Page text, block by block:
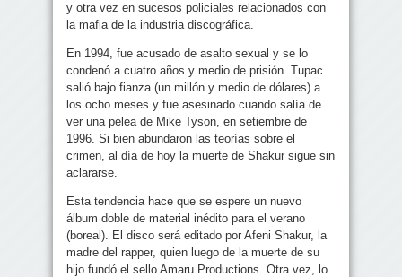
y otra vez en sucesos policiales relacionados con
la mafia de la industria discográfica.
En 1994, fue acusado de asalto sexual y se lo
condenó a cuatro años y medio de prisión. Tupac
salió bajo fianza (un millón y medio de dólares) a
los ocho meses y fue asesinado cuando salía de
ver una pelea de Mike Tyson, en setiembre de
1996. Si bien abundaron las teorías sobre el
crimen, al día de hoy la muerte de Shakur sigue sin
aclararse.
Esta tendencia hace que se espere un nuevo
álbum doble de material inédito para el verano
(boreal). El disco será editado por Afeni Shakur, la
madre del rapper, quien luego de la muerte de su
hijo fundó el sello Amaru Productions. Otra vez, lo